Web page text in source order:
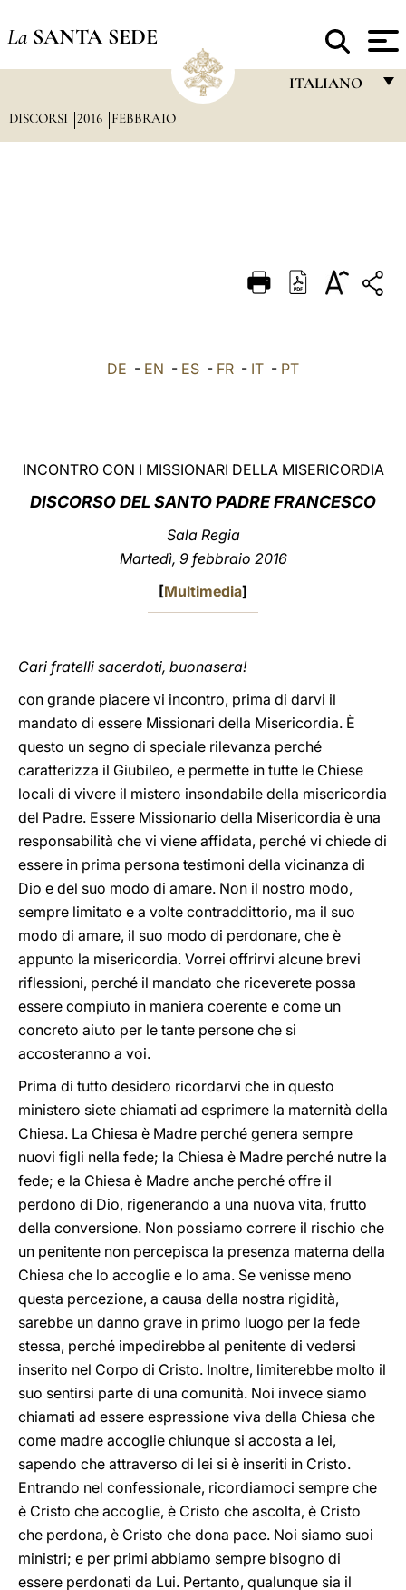
La SANTA SEDE
ITALIANO
DEUTSCH
العربيّة
DISCORSI 2016 FEBBRAIO
DE - EN - ES - FR - IT - PT
INCONTRO CON I MISSIONARI DELLA MISERICORDIA
DISCORSO DEL SANTO PADRE FRANCESCO
Sala Regia
Martedì, 9 febbraio 2016
[Multimedia]
Cari fratelli sacerdoti, buonasera!
con grande piacere vi incontro, prima di darvi il
mandato di essere Missionari della Misericordia. È
questo un segno di speciale rilevanza perché
caratterizza il Giubileo, e permette in tutte le Chiese
locali di vivere il mistero insondabile della misericordia
del Padre. Essere Missionario della Misericordia è una
responsabilità che vi viene affidata, perché vi chiede di
essere in prima persona testimoni della vicinanza di
Dio e del suo modo di amare. Non il nostro modo,
sempre limitato e a volte contraddittorio, ma il suo
modo di amare, il suo modo di perdonare, che è
appunto la misericordia. Vorrei offrirvi alcune brevi
riflessioni, perché il mandato che riceverete possa
essere compiuto in maniera coerente e come un
concreto aiuto per le tante persone che si
accosteranno a voi.
Prima di tutto desidero ricordarvi che in questo
ministero siete chiamati ad esprimere la maternità della
Chiesa. La Chiesa è Madre perché genera sempre
nuovi figli nella fede; la Chiesa è Madre perché nutre la
fede; e la Chiesa è Madre anche perché offre il
perdono di Dio, rigenerando a una nuova vita, frutto
della conversione. Non possiamo correre il rischio che
un penitente non percepisca la presenza materna della
Chiesa che lo accoglie e lo ama. Se venisse meno
questa percezione, a causa della nostra rigidità,
sarebbe un danno grave in primo luogo per la fede
stessa, perché impedirebbe al penitente di vedersi
inserito nel Corpo di Cristo. Inoltre, limiterebbe molto il
suo sentirsi parte di una comunità. Noi invece siamo
chiamati ad essere espressione viva della Chiesa che
come madre accoglie chiunque si accosta a lei,
sapendo che attraverso di lei si è inseriti in Cristo.
Entrando nel confessionale, ricordiamoci sempre che
è Cristo che accoglie, è Cristo che ascolta, è Cristo
che perdona, è Cristo che dona pace. Noi siamo suoi
ministri; e per primi abbiamo sempre bisogno di
essere perdonati da Lui. Pertanto, qualunque sia il